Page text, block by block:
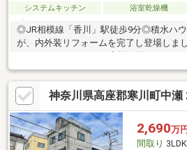
システムキッチン
浴室乾燥機
◎JR相模線「香川」駅徒歩9分◎積水ハ
が、内外装リフォームを完了し登場しま
洗機や浄水器、浴室には乾燥機を備え、
ートします。全居室洋室の4LDK+WICで
フスタイルに合わせて5LDKへの変更も可
（車種による）を確保し、周辺には小学
（約700m）、公園（約250m）が揃う快
疵保険5年保証付きで安心です。
神奈川県高座郡寒川町中瀬
2,690万円
間取り 3LDK